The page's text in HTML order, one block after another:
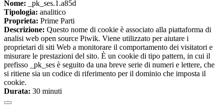
Nome: _pk_ses.1.a85d
Tipologia: analitico
Proprieta: Prime Parti
Descrizione: Questo nome di cookie è associato alla piattaforma di
analisi web open source Piwik. Viene utilizzato per aiutare i
proprietari di siti Web a monitorare il comportamento dei visitatori e
misurare le prestazioni del sito. È un cookie di tipo pattern, in cui il
prefisso _pk_ses è seguito da una breve serie di numeri e lettere, che
si ritiene sia un codice di riferimento per il dominio che imposta il
cookie.
Durata: 30 minuti